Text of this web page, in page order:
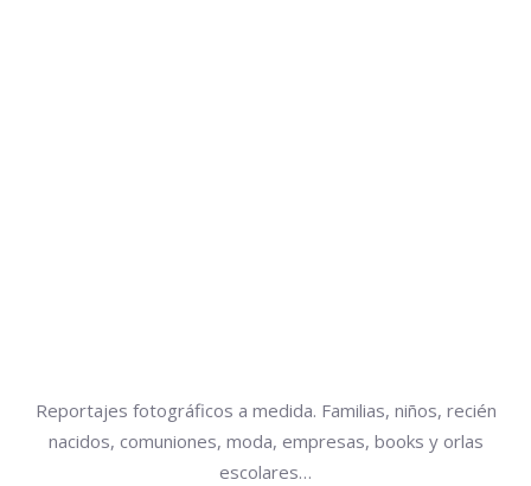
Reportajes fotográficos a medida. Familias, niños, recién
nacidos, comuniones, moda, empresas, books y orlas
escolares…